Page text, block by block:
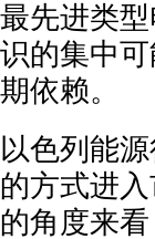
最先进类
识的集中
期依赖。
以色列能
的方式进
的角度来